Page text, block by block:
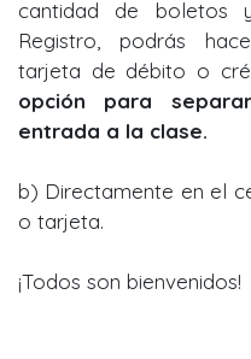
cantidad de
Registro, podrás
tarjeta de débito o
opción para
entrada a la clase.
b) Directamente en el
o tarjeta.
¡Todos son bienvenidos!